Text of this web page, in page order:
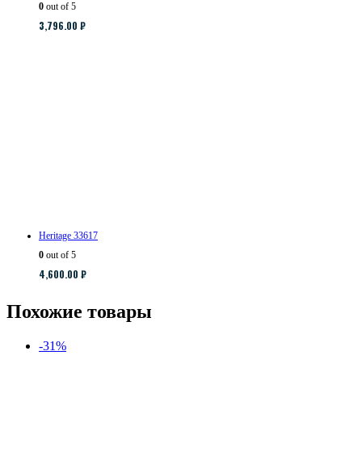
0 out of 5
3,796.00 ₽
Heritage 33617
0 out of 5
4,600.00 ₽
Похожие товары
-31%